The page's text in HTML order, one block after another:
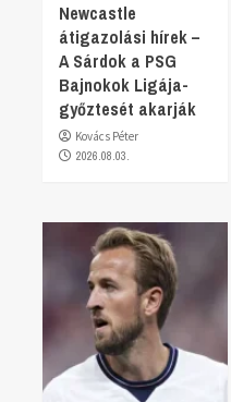
Newcastle
átigazolási hírek –
A Sárdok a PSG
Bajnokok Ligája-
győztesét akarják
Kovács Péter
2026.08.03.